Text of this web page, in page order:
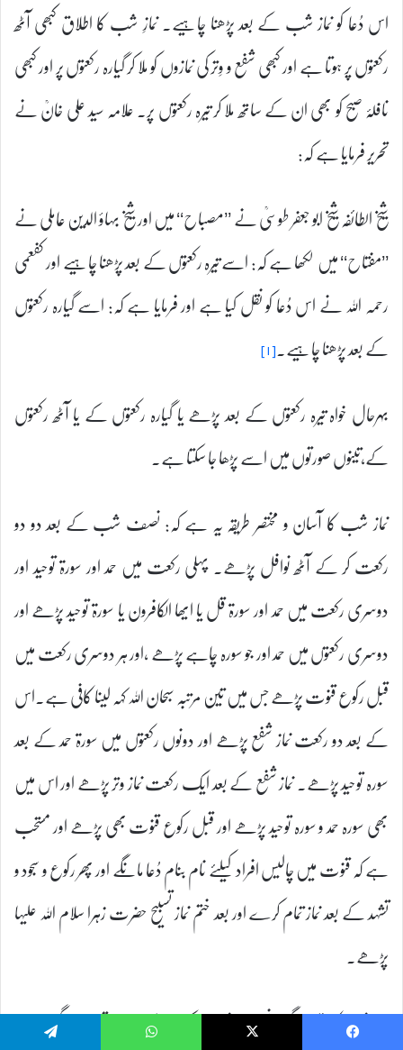
اس دُعا کو نماز شب کے بعد پڑھنا چاہیے۔ نمازِ شب کا اطلاق کبھی آٹھ
رکعتوں پر ہوتا ہے اور کبھی شفع و وِتر کی نمازوں کو ملا کر گیارہ رکعتوں پر اور کبھی
نافلۂ صبح کو بھی ان کے ساتھ ملا کر تیرہ رکعتوں پر۔ علامہ سید علی خانؒ نے
تحریر فرمایا ہے کہ:
شیخ الطائفہ شیخ ابو جعفر طوسیؒ نے ’’مصباح‘‘ میں اور شیخ بہاؤ الدین عاملی نے
’’مفتاح‘‘ میں لکھا ہے کہ: اسے تیرہ رکعتوں کے بعد پڑھنا چاہیے اور کفعمی
رحمہ اللہ نے اس دُعا کو نقل کیا ہے اور فرمایا ہے کہ: اسے گیارہ رکعتوں
کے بعد پڑھنا چاہیے۔[۱]
بہرحال خواہ تیرہ رکعتوں کے بعد پڑھے یا گیارہ رکعتوں کے یا آٹھ رکعتوں
کے،تینوں صورتوں میں اسے پڑھا جا سکتا ہے۔
نماز شب کا آسان و مختصر طریقہ یہ ہے کہ: نصف شب کے بعد دو دو
رکعت کر کے آٹھ نوافل پڑھے۔ پہلی رکعت میں حمد اور سورۃ توحید اور
دوسری رکعت میں حمد اور سورۃ قل یا ایھا الکافرون یا سورۃ توحید پڑھے اور
دوسری رکعتوں میں حمد اور جو سورہ چاہے پڑھے ،اور ہر دوسری رکعت میں
قبل رکوع قنوت پڑھے جس میں تین مرتبہ سبحان اللہ کہہ لینا کافی ہے۔اس
کے بعد دو رکعت نماز شفع پڑھے اور دونوں رکعتوں میں سورۃ حمد کے بعد
سورہ توحید پڑھے۔ نماز شفع کے بعد ایک رکعت نماز وتر پڑھے اور اس میں
بھی سورہ حمد و سورہ توحید پڑھے اور قبل رکوع قنوت بھی پڑھے اور مستحب
ہے کہ قنوت میں چالیس افراد کیلئے نام بنام دُعا مانگے اور پھر رکوع و سجود و
تشہد کے بعد نماز تمام کرے اور بعد ختم نماز تسبیح حضرت زہرا سلام اللہ علیہا
پڑھے۔
نماز شب کا وقت اگرچہ نصف شب کے بعد شروع ہو جاتا ہے، مگر جس قدر